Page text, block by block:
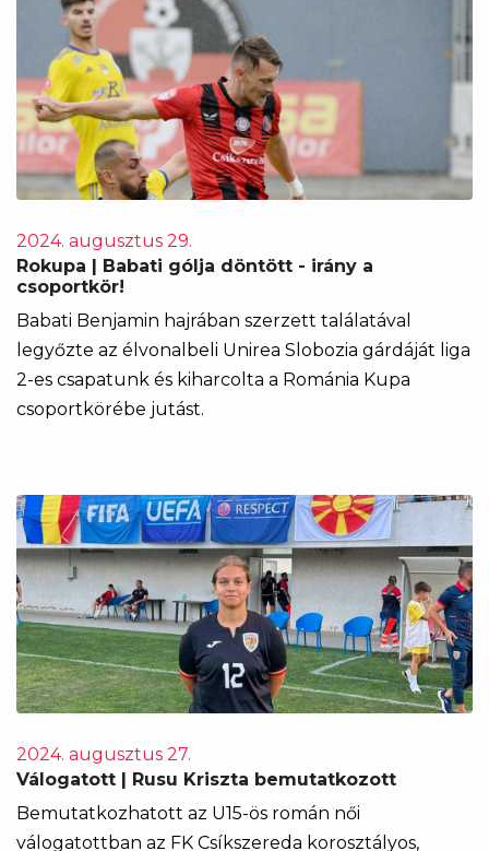
2024. augusztus 29.
Rokupa | Babati gólja döntött - irány a
csoportkör!
Babati Benjamin hajrában szerzett találatával
legyőzte az élvonalbeli Unirea Slobozia gárdáját liga
2-es csapatunk és kiharcolta a Románia Kupa
csoportkörébe jutást.
2024. augusztus 27.
Válogatott | Rusu Kriszta bemutatkozott
Bemutatkozhatott az U15-ös román női
válogatottban az FK Csíkszereda korosztályos,